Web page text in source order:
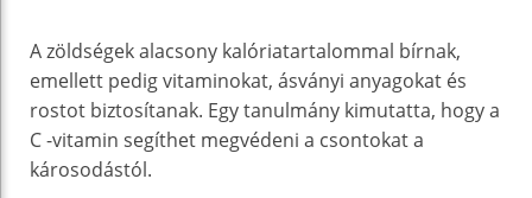
A zöldségek alacsony kalóriatartalommal bírnak,
emellett pedig vitaminokat, ásványi anyagokat és
rostot biztosítanak. Egy tanulmány kimutatta, hogy a
C -vitamin segíthet megvédeni a csontokat a
károsodástól.